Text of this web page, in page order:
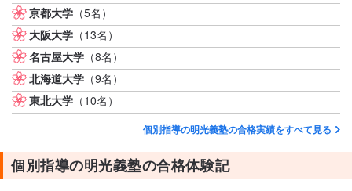
京都大学 （5名）
大阪大学 （13名）
名古屋大学 （8名）
北海道大学 （9名）
東北大学 （10名）
個別指導の明光義塾の合格実績をすべて見る
個別指導の明光義塾の合格体験記